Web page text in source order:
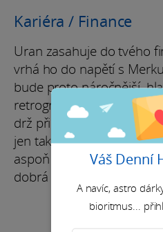
Kariéra / Finance
Uran zasahuje do tvého
vrhá ho do napětí s
bude proto náročnější,
retrográdně působit od
drž při zemi a nečekej
jen tak na první dobrou.
aspoň náznak
dobrá zpráva ze zahraničí.
Váš Denní
A navíc, astro
bioritmus...